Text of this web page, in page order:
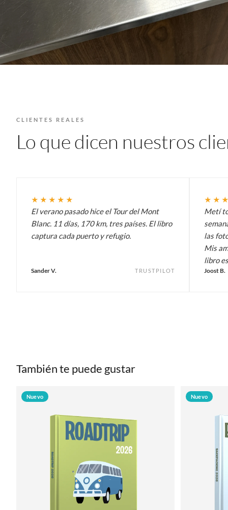
CLIENTES REALES
Lo que dicen nuestros
★★★★★
El verano pasado hice el Tour del Mont
Blanc. 11 días, 170 km, tres países. El libro
captura cada puerto y refugio.
Sander V. TRUSTPILOT
Metí
las
Mis
libro
Joost B.
También te puede gustar
Nuevo Nuevo